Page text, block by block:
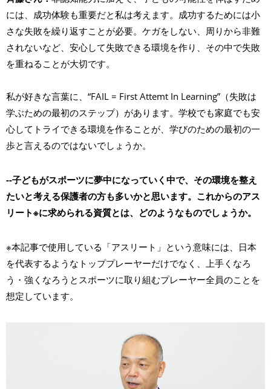
には、成功体験も重要だと私は考えます。成功するためには小
さな失敗を繰り返すことが必要。ケガをしない、周りから非難
されないなど、安心して失敗できる環境を作り、その中で失敗
を重ねることが大切です。
私が好きな言葉に、“FAIL = First Attemt In Learning”（失敗は
学ぶための最初のステップ）があります。学校でも家庭でも安
心してトライできる環境を作ることが、学びのための最初の一
歩と言えるのではないでしょうか。
--子どもがスポーツに夢中になっていく中で、その環境を整え
たいと考える保護者の方も多いかと思います。これからのアス
リート※に求められる資質とは、どのようなものでしょうか。
※本記事で使用している「アスリート」という意味には、日本
を代表するようなトッププレーヤーだけでなく、上手くなろ
う・強くなろうとスポーツに取り組むプレーヤー全員のことを
想定しています。